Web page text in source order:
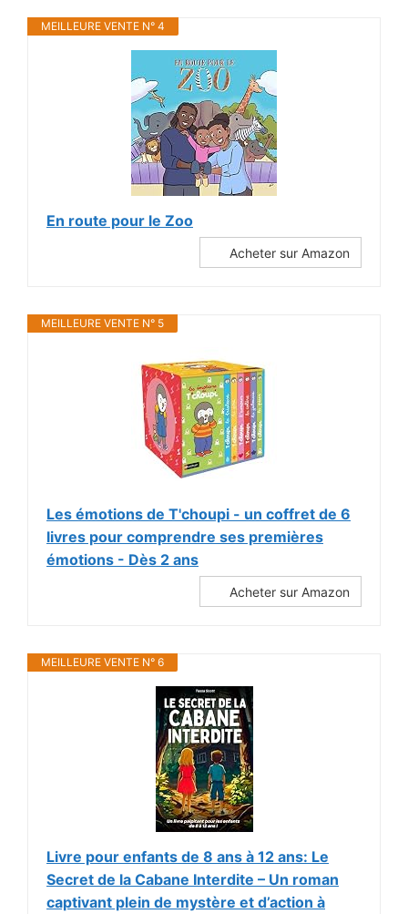
MEILLEURE VENTE N° 4
En route pour le Zoo
Acheter sur Amazon
MEILLEURE VENTE N° 5
Les émotions de T'choupi - un coffret de 6
livres pour comprendre ses premières
émotions - Dès 2 ans
Acheter sur Amazon
MEILLEURE VENTE N° 6
Livre pour enfants de 8 ans à 12 ans: Le
Secret de la Cabane Interdite – Un roman
captivant plein de mystère et d’action à